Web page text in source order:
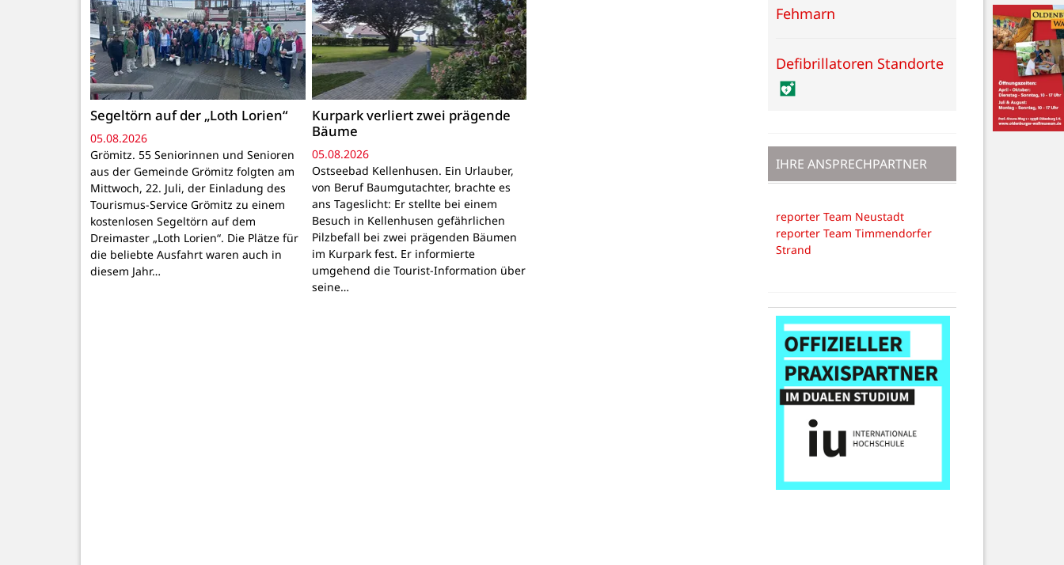
Segeltörn auf der „Loth Lorien“
05.08.2026
Grömitz. 55 Seniorinnen und Senioren
aus der Gemeinde Grömitz folgten am
Mittwoch, 22. Juli, der Einladung des
Tourismus-Service Grömitz zu einem
kostenlosen Segeltörn auf dem
Dreimaster „Loth Lorien“. Die Plätze für
die beliebte Ausfahrt waren auch in
diesem Jahr…
Kurpark verliert zwei prägende
Bäume
05.08.2026
Ostseebad Kellenhusen. Ein Urlauber,
von Beruf Baumgutachter, brachte es
ans Tageslicht: Er stellte bei einem
Besuch in Kellenhusen gefährlichen
Pilzbefall bei zwei prägenden Bäumen
im Kurpark fest. Er informierte
umgehend die Tourist-Information über
seine…
Fehmarn
Defibrillatoren Standorte
IHRE ANSPRECHPARTNER
reporter Team Neustadt
reporter Team Timmendorfer
Strand